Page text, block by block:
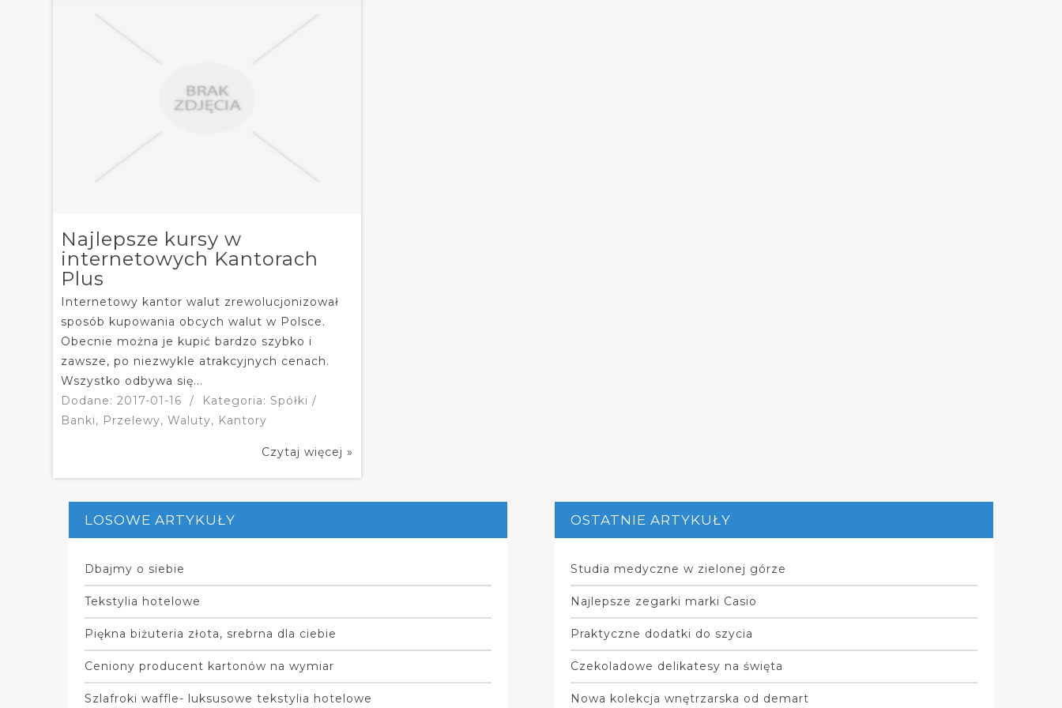
Najlepsze kursy w
internetowych Kantorach
Plus
Internetowy kantor walut zrewolucjonizował
sposób kupowania obcych walut w Polsce.
Obecnie można je kupić bardzo szybko i
zawsze, po niezwykle atrakcyjnych cenach.
Wszystko odbywa się...
Dodane: 2017-01-16
/
Kategoria: Spółki /
Banki, Przelewy, Waluty, Kantory
Czytaj więcej »
LOSOWE ARTYKUŁY
Dbajmy o siebie
Tekstylia hotelowe
Piękna biżuteria złota, srebrna dla ciebie
Ceniony producent kartonów na wymiar
Szlafroki waffle- luksusowe tekstylia hotelowe
OSTATNIE ARTYKUŁY
Studia medyczne w zielonej górze
Najlepsze zegarki marki Casio
Praktyczne dodatki do szycia
Czekoladowe delikatesy na święta
Nowa kolekcja wnętrzarska od demart